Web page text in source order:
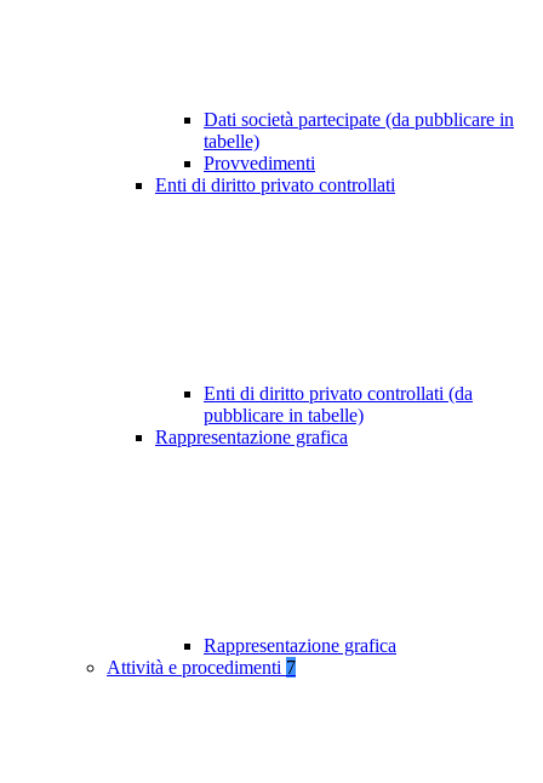
Dati società partecipate (da pubblicare in
tabelle)
Provvedimenti
Enti di diritto privato controllati
Enti di diritto privato controllati (da
pubblicare in tabelle)
Rappresentazione grafica
Rappresentazione grafica
Attività e procedimenti 7